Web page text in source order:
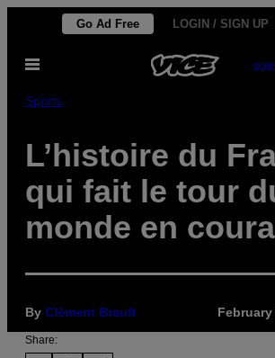
content
Go Ad Free LOGIN / SIGN UP
Open
Sports
L’histoire du
qui fait le tour
monde en
By Clément Brault February
Share: